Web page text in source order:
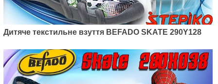
Дитяче текстильне взуття BEFADO SKATE 290Y128